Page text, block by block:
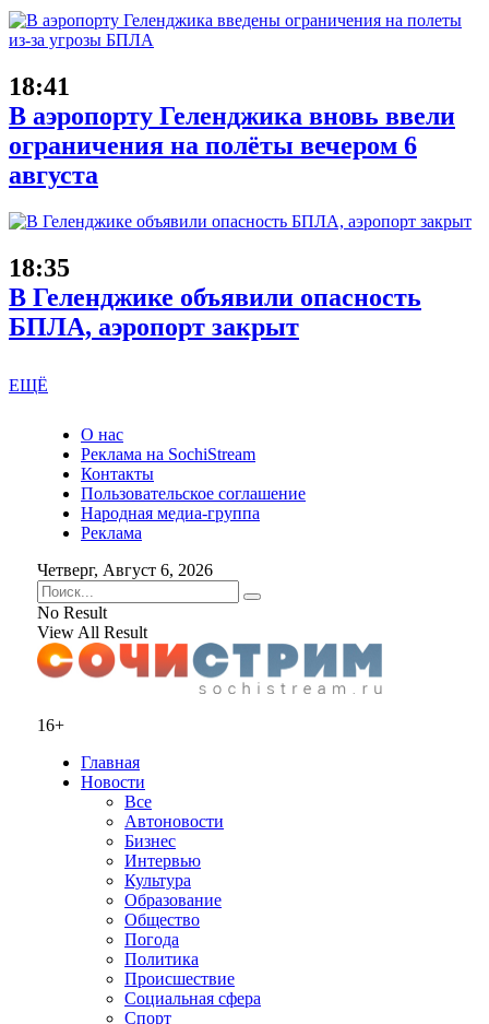
18:41
В аэропорту Геленджика вновь ввели
ограничения на полёты вечером 6
августа
18:35
В Геленджике объявили опасность
БПЛА, аэропорт закрыт
ЕЩЁ
О нас
Реклама на SochiStream
Контакты
Пользовательское соглашение
Народная медиа-группа
Реклама
Четверг, Август 6, 2026
No Result
View All Result
16+
Главная
Новости
Все
Автоновости
Бизнес
Интервью
Культура
Образование
Общество
Погода
Политика
Происшествие
Социальная сфера
Спорт